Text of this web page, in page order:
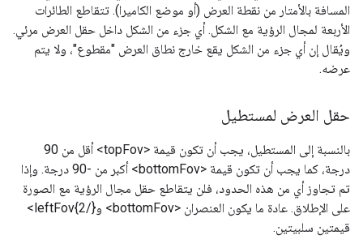
المسافة بالأمتار من نقطة العرض (أو موضع الكاميرا). تتقاطع الطائرات
الأربعة لمجال الرؤية مع الشكل. أي جزء من الشكل داخل حقل العرض مرئي.
ويُقال إن أي جزء من الشكل يقع خارج نطاق العرض "مقطوع"، ولا يتم
عرضه.
حقل العرض لمستطيل
بالنسبة إلى المستطيل، يجب أن تكون قيمة <topFov> أقل من 90
درجة، كما يجب أن تكون قيمة <bottomFov> أكبر من -90 درجة. وإذا
تم تجاوز أي من هذه الحدود، فلن يتقاطع حقل مجال الرؤية مع الصورة
على الإطلاق. عادة ما يكون العنصران <bottomFov> و{/2}leftFov>
قيمتين سلبيتين.